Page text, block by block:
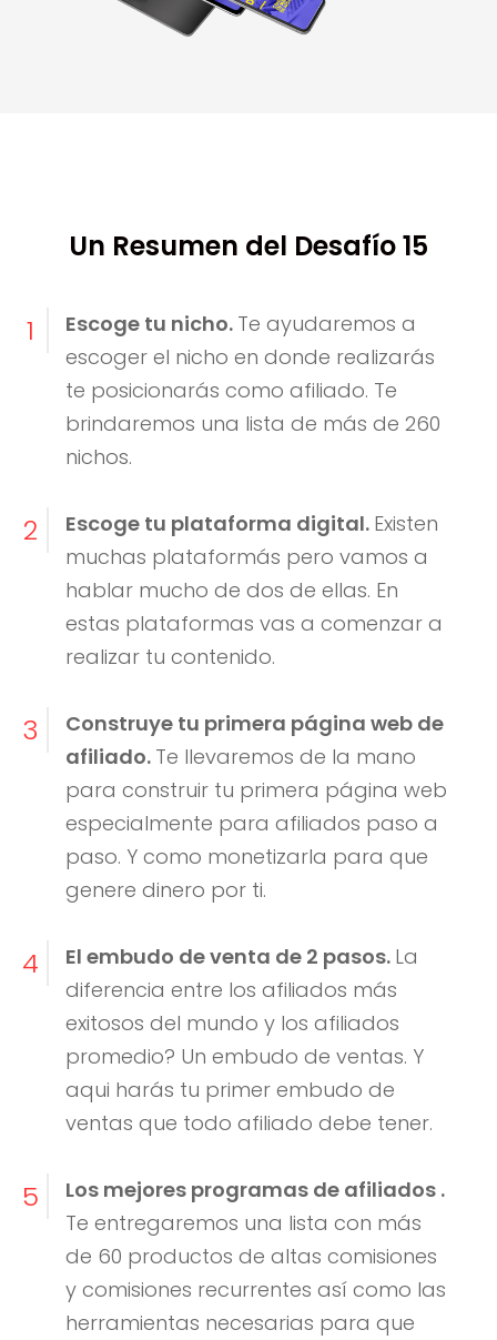
Un Resumen del Desafío 15
1 Escoge tu nicho. Te ayudaremos a
escoger el nicho en donde realizarás
te posicionarás como afiliado. Te
brindaremos una lista de más de 260
nichos.
2 Escoge tu plataforma digital. Existen
muchas plataformás pero vamos a
hablar mucho de dos de ellas. En
estas plataformas vas a comenzar a
realizar tu contenido.
3
Construye tu primera página web de
afiliado. Te llevaremos de la mano
para construir tu primera página web
especialmente para afiliados paso a
paso. Y como monetizarla para que
genere dinero por ti.
4 El embudo de venta de 2 pasos. La
diferencia entre los afiliados más
exitosos del mundo y los afiliados
promedio? Un embudo de ventas. Y
aqui harás tu primer embudo de
ventas que todo afiliado debe tener.
5
Los mejores programas de afiliados .
Te entregaremos una lista con más
de 60 productos de altas comisiones
y comisiones recurrentes así como las
herramientas necesarias para que